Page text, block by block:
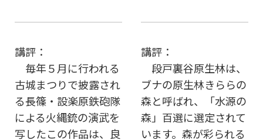
講評：
毎年５月に行われる
古城まつりで披露され
る長篠・設楽原鉄砲隊
による火縄銃の演武を
写したこの作品は、良
講評：
段戸裏谷原生林は、
ブナの原生林きららの
森と呼ばれ、「水源の
森」百選に選定されて
います。森が彩られる